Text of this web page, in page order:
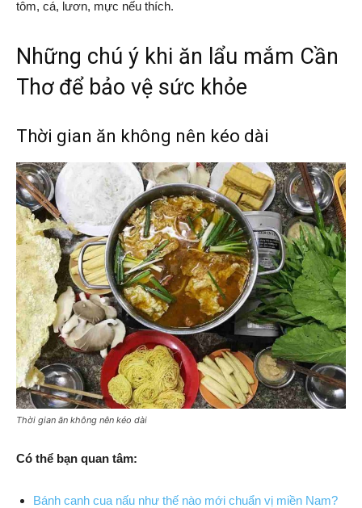
tôm, cá, lươn, mực nếu thích.
Những chú ý khi ăn lẩu mắm Cần
Thơ để bảo vệ sức khỏe
Thời gian ăn không nên kéo dài
Thời gian ăn không nên kéo dài
Có thể bạn quan tâm:
Bánh canh cua nấu như thế nào mới chuẩn vị miền Nam?